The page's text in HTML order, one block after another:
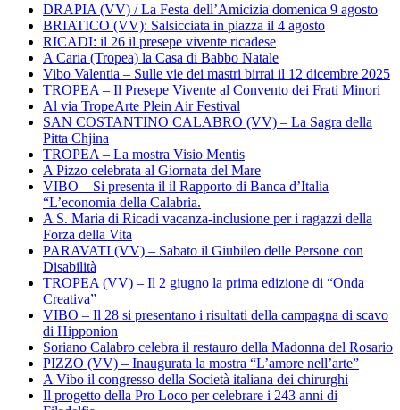
DRAPIA (VV) / La Festa dell’Amicizia domenica 9 agosto
BRIATICO (VV): Salsicciata in piazza il 4 agosto
RICADI: il 26 il presepe vivente ricadese
A Caria (Tropea) la Casa di Babbo Natale
Vibo Valentia – Sulle vie dei mastri birrai il 12 dicembre 2025
TROPEA – Il Presepe Vivente al Convento dei Frati Minori
Al via TropeArte Plein Air Festival
SAN COSTANTINO CALABRO (VV) – La Sagra della
Pitta Chjina
TROPEA – La mostra Visio Mentis
A Pizzo celebrata al Giornata del Mare
VIBO – Si presenta il il Rapporto di Banca d’Italia
“L’economia della Calabria.
A S. Maria di Ricadi vacanza-inclusione per i ragazzi della
Forza della Vita
PARAVATI (VV) – Sabato il Giubileo delle Persone con
Disabilità
TROPEA (VV) – Il 2 giugno la prima edizione di “Onda
Creativa”
VIBO – Il 28 si presentano i risultati della campagna di scavo
di Hipponion
Soriano Calabro celebra il restauro della Madonna del Rosario
PIZZO (VV) – Inaugurata la mostra “L’amore nell’arte”
A Vibo il congresso della Società italiana dei chirurghi
Il progetto della Pro Loco per celebrare i 243 anni di